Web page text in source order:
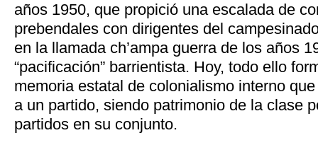
años 1950, que propició una escalada de
prebendales con dirigentes del
en la llamada ch’ampa guerra de los años
“pacificación” barrientista. Hoy, todo ello
memoria estatal de colonialismo interno
a un partido, siendo patrimonio de la clase
partidos en su conjunto.